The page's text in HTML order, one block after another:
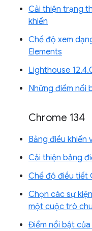
Cải thiện trạng
khiển
Chế độ xem
Elements
Lighthouse
Những điểm nổi
Chrome 134
Bảng điều khiển
Cải thiện bảng
Chế độ điều tiết
Chọn các sự
một cuộc trò
Điểm nổi bật